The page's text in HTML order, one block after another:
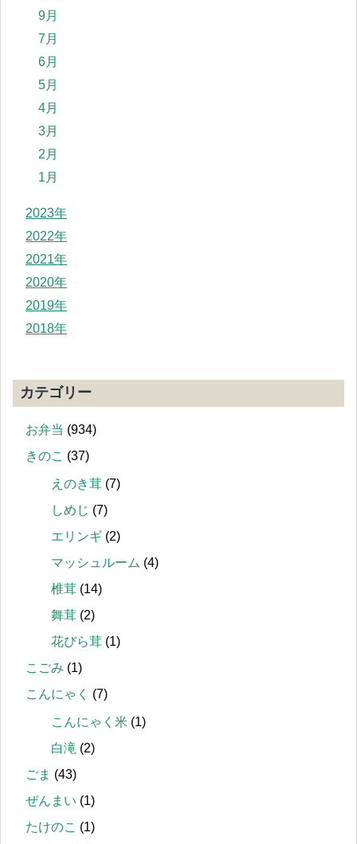
9月
7月
6月
5月
4月
3月
2月
1月
2023年
2022年
2021年
2020年
2019年
2018年
カテゴリー
お弁当 (934)
きのこ (37)
えのき茸 (7)
しめじ (7)
エリンギ (2)
マッシュルーム (4)
椎茸 (14)
舞茸 (2)
花びら茸 (1)
こごみ (1)
こんにゃく
(7)
こんにゃく米 (1)
白滝 (2)
ごま (43)
ぜんまい (1)
たけのこ (1)